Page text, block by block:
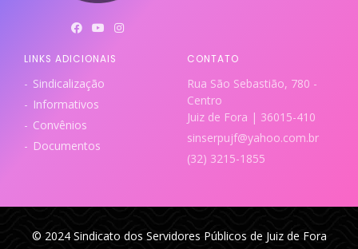
LINKS ADICIONAIS
Sindicalização
Informativos
Convênios
Documentos
CONTATO
Rua São Sebastião, 780 -
Centro
Juiz de Fora | 36015-410
sinserpujf@yahoo.com.br
(32) 3215-1855
© 2024 Sindicato dos Servidores Públicos de Juiz de Fora